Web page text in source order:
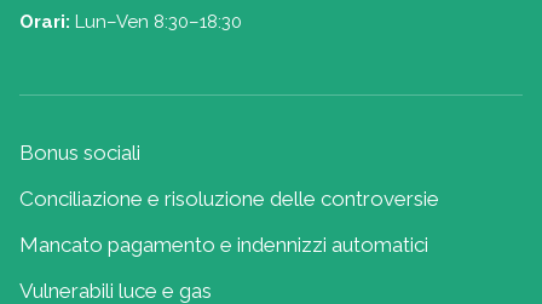
Orari: Lun–Ven 8:30–18:30
Bonus sociali
Conciliazione e risoluzione delle controversie
Mancato pagamento e indennizzi automatici
Vulnerabili luce e gas